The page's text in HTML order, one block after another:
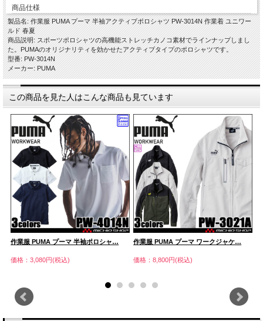
商品仕様
製品名: 作業服 PUMA プーマ 半袖アクティブポロシャツ PW-3014N 作業着 ユニワー
ルド 春夏
商品説明: スポーツポロシャツの高機能ストレッチカノコ素材でラインナップしまし
た。PUMAのオリジナリティを効かせたアクティブタイプのポロシャツです。
型番: PW-3014N
メーカー: PUMA
この商品を見た人はこんな商品も見ています
作業服 PUMA プーマ 半袖ポロシャ…
価格：3,080円(税込)
作業服 PUMA プーマ ワークジャケ…
価格：8,800円(税込)